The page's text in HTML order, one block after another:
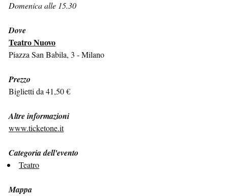
Domenica alle 15.30
Dove
Teatro Nuovo
Piazza San Babila, 3 - Milano
Prezzo
Biglietti da 41,50 €
Altre informazioni
www.ticketone.it
Categoria dell'evento
Teatro
Mappa